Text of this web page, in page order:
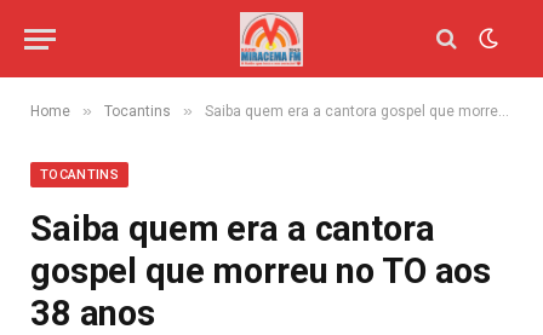
Home » Tocantins » Saiba quem era a cantora gospel que morreu no TO aos 38 anos
TOCANTINS
Saiba quem era a cantora
gospel que morreu no TO aos
38 anos